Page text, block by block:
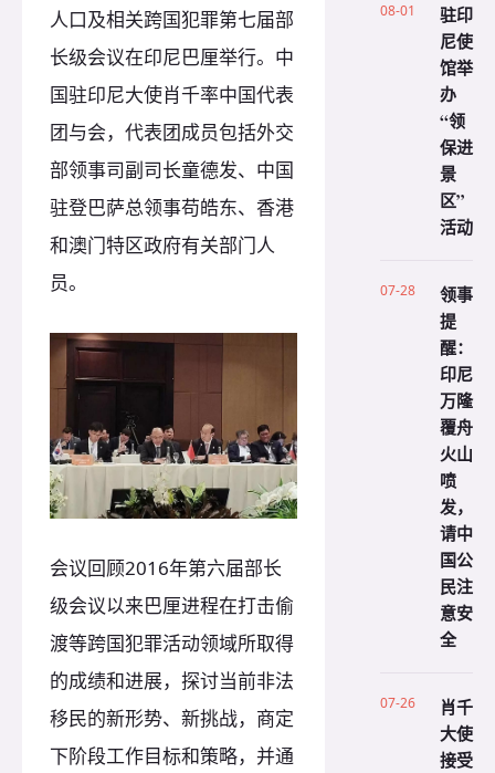
人口及相关跨国犯罪第七届部
长级会议在印尼巴厘举行。中
国驻印尼大使肖千率中国代表
团与会，代表团成员包括外交
部领事司副司长童德发、中国
驻登巴萨总领事苟皓东、香港
和澳门特区政府有关部门人
员。
会议回顾2016年第六届部长
级会议以来巴厘进程在打击偷
渡等跨国犯罪活动领域所取得
的成绩和进展，探讨当前非法
移民的新形势、新挑战，商定
下阶段工作目标和策略，并通
08-01
驻印
尼使
馆举
办
“领
保进
景
区”
活动
07-28
领事
提
醒：
印尼
万隆
覆舟
火山
喷
发，
请中
国公
民注
意安
全
07-26
肖千
大使
接受